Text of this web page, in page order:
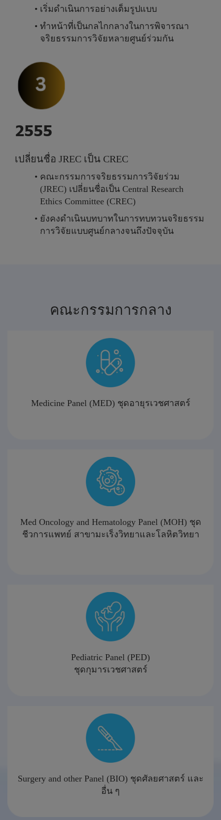
เริ่มดำเนินการอย่างเต็มรูปแบบ
ทำหน้าที่เป็นกลไกกลางในการพิจารณา
จริยธรรมการวิจัยหลายศูนย์ร่วมกัน
2555
เปลี่ยนชื่อ JREC เป็น CREC
คณะกรรมการจริยธรรมการวิจัยร่วม
(JREC) เปลี่ยนชื่อเป็น Central Research
Ethics Committee (CREC)
ยังคงดำเนินบทบาทในการทบทวนจริยธรรม
การวิจัยแบบศูนย์กลางจนถึงปัจจุบัน
คณะกรรมการกลาง
Medicine Panel (MED) ชุดอายุรเวชศาสตร์
Med Oncology and Hematology Panel (MOH) ชุด
ชีวการแพทย์ สาขามะเร็งวิทยาและโลหิตวิทยา
Pediatric Panel (PED)
ชุดกุมารเวชศาสตร์
Surgery and other Panel (BIO) ชุดศัลยศาสตร์ และ
อื่น ๆ